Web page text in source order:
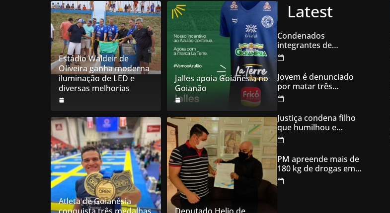
Estádio Waldeir de
Oliveira ganha moderna
iluminação de LED e
diversas melhorias
Jalles apoia Goianésia no
Goianão
Atleta de Goianésia
Latest
Condenados
integrantes de
organização
criminosa acusados
de explodir caixas
eletrônicos
Jovem é denunciado
por matar três
filhotes de cachorro e
usar sangue para
ameaçar os donos,
em Aparecida de
Goiânia
Justiça condena filho
que humilhou e
ameaçou mãe idosa;
da prisão à sentença
condenatória foram
apenas 21 dias
PM apreende mais de
180 kg de drogas em
Goiás